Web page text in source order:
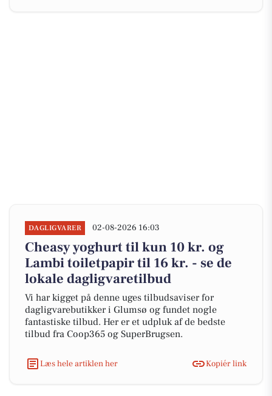
DAGLIGVARER 02-08-2026 16:03
Cheasy yoghurt til kun 10 kr. og
Lambi toiletpapir til 16 kr. - se de
lokale dagligvaretilbud
Vi har kigget på denne uges tilbudsaviser for
dagligvarebutikker i Glumsø og fundet nogle
fantastiske tilbud. Her er et udpluk af de bedste
tilbud fra Coop365 og SuperBrugsen.
Læs hele artiklen her Kopiér link